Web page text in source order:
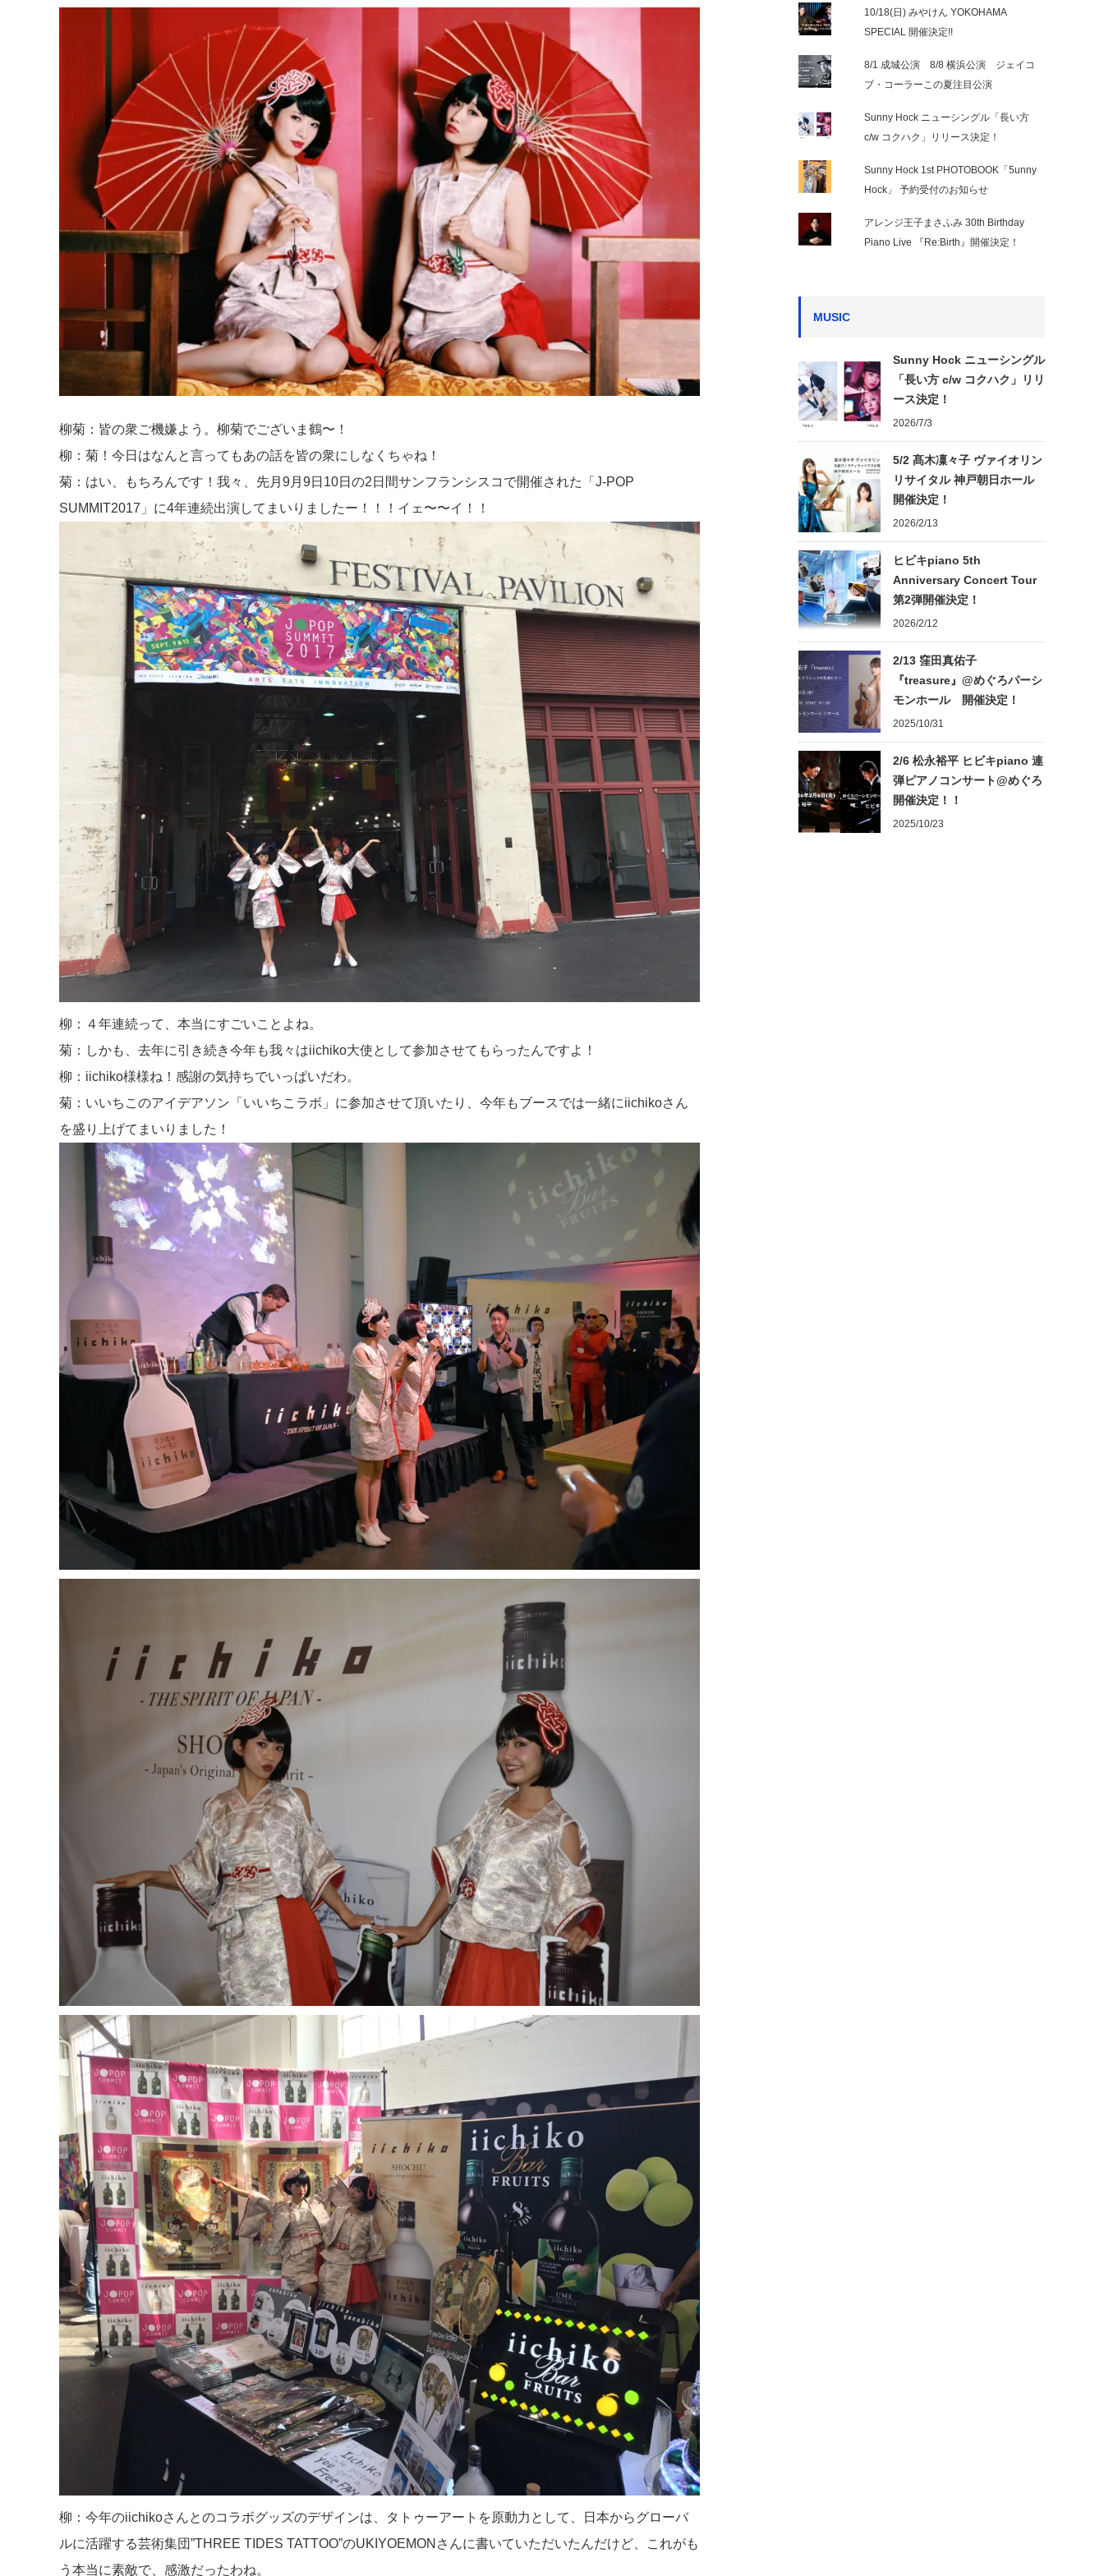
柳菊：皆の衆ご機嫌よう。柳菊でございま鶴〜！
柳：菊！今日はなんと言ってもあの話を皆の衆にしなくちゃね！
菊：はい、もちろんです！我々、先月9月9日10日の2日間サンフランシスコで開催された「J-POP
SUMMIT2017」に4年連続出演してまいりましたー！！！イェ〜〜イ！！
柳：４年連続って、本当にすごいことよね。
菊：しかも、去年に引き続き今年も我々はiichiko大使として参加させてもらったんですよ！
柳：iichiko様様ね！感謝の気持ちでいっぱいだわ。
菊：いいちこのアイデアソン「いいちこラボ」に参加させて頂いたり、今年もブースでは一緒にiichikoさん
を盛り上げてまいりました！
柳：今年のiichikoさんとのコラボグッズのデザインは、タトゥーアートを原動力として、日本からグローバ
ルに活躍する芸術集団”THREE TIDES TATTOO”のUKIYOEMONさんに書いていただいたんだけど、これがも
う本当に素敵で、感激だったわね。
10/18(日) みやけん YOKOHAMA
SPECIAL 開催決定!!
8/1 成城公演 8/8 横浜公演 ジェイコ
ブ・コーラーこの夏注目公演
Sunny Hock ニューシングル「長い方
c/w コクハク」リリース決定！
Sunny Hock 1st PHOTOBOOK「5unny
Hock」 予約受付のお知らせ
アレンジ王子まさふみ 30th Birthday
Piano Live 『Re:Birth』開催決定！
MUSIC
Sunny Hock ニューシングル
「長い方 c/w コクハク」リリ
ース決定！
2026/7/3
5/2 髙木凜々子 ヴァイオリン
リサイタル 神戸朝日ホール
開催決定！
2026/2/13
ヒビキpiano 5th
Anniversary Concert Tour
第2弾開催決定！
2026/2/12
2/13 窪田真佑子
『treasure』@めぐろパーシ
モンホール 開催決定！
2025/10/31
2/6 松永裕平 ヒビキpiano 連
弾ピアノコンサート@めぐろ
開催決定！！
2025/10/23